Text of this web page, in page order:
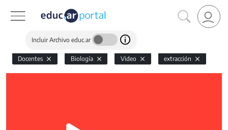
Incluir Archivo educ.ar
Docentes Biología Video extracción